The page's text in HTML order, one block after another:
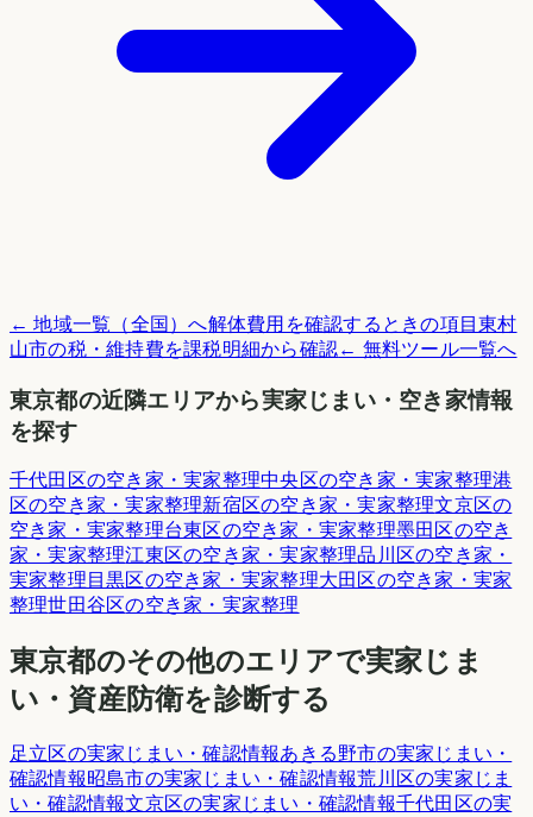
← 地域一覧（全国）へ解体費用を確認するときの項目東村
山市の税・維持費を課税明細から確認← 無料ツール一覧へ
東京都の近隣エリアから実家じまい・空き家情報
を探す
千代田区の空き家・実家整理中央区の空き家・実家整理港
区の空き家・実家整理新宿区の空き家・実家整理文京区の
空き家・実家整理台東区の空き家・実家整理墨田区の空き
家・実家整理江東区の空き家・実家整理品川区の空き家・
実家整理 目黒区の空き家・実家整理大田区の空き家・実家
整理世田谷区の空き家・実家整理
東京都のその他のエリアで実家じま
い・資産防衛を診断する
足立区の実家じまい・確認情報あきる野市の実家じまい・
確認情報昭島市の実家じまい・確認情報荒川区の実家じま
い・確認情報文京区の実家じまい・確認情報千代田区の実